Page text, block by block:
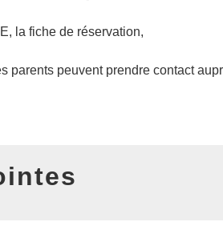
la fiche de réservation,
parents peuvent prendre contact